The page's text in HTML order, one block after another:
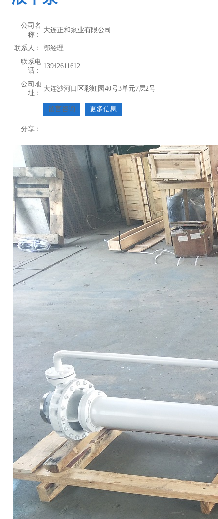
公司名
称：
大连正和泵业有限公司
联系人：
鄂经理
联系电
话：
13942611612
公司地
址：
大连沙河口区彩虹园40号3单元7层2号
留言咨询 更多信息
分享：